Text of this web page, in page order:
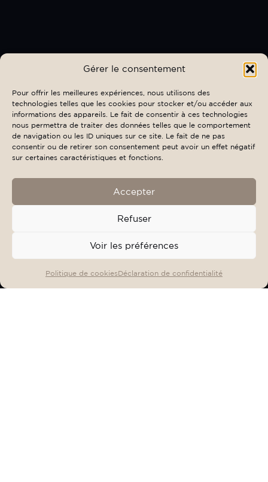
Gérer le consentement
Pour offrir les meilleures expériences, nous utilisons des
technologies telles que les cookies pour stocker et/ou accéder aux
informations des appareils. Le fait de consentir à ces technologies
nous permettra de traiter des données telles que le comportement
de navigation ou les ID uniques sur ce site. Le fait de ne pas
consentir ou de retirer son consentement peut avoir un effet négatif
sur certaines caractéristiques et fonctions.
Accepter
Refuser
Voir les préférences
Politique de cookiesDéclaration de confidentialité